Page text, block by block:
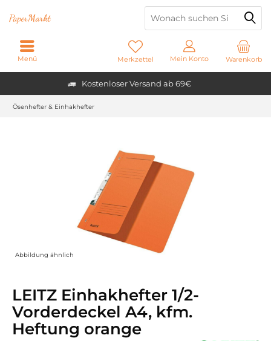
Kostenloser Versand ab 69€
PaperMarkt
Warenkorb
Merkzettel Mein Konto
Menü
Ösenhefter & Einhakhefter
Abbildung ähnlich
LEITZ Einhakhefter 1/2-
Vorderdeckel A4, kfm.
Heftung orange